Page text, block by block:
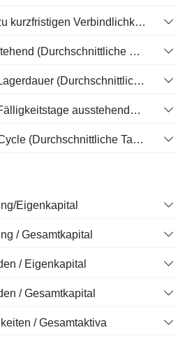
Betriebscashflow zu kurzfristigen Verbindlichkeiten
Tage Verkauf Ausstehend (Durchschnittliche Forderungen)
Durchschnittliche Lagerdauer (Durchschnittlicher Lagerbestand)
Durchschnittliche Fälligkeitstage ausstehender Zahlungen
Cash Conversion Cycle (Durchschnittliche Tage)
Eigenkapital
/ Gesamtkapital
/ Eigenkapital
/ Gesamtkapital
/ Gesamtaktiva